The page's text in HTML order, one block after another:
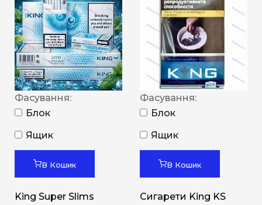
Фасування:
Блок
Ящик
В Кошик
King Super Slims
Фасування:
Блок
Ящик
В Кошик
Сигарети King KS